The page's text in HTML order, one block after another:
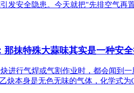
发安全隐患。今天就把"先排空气再
那抹特殊大蒜味其实是一种安
进行气焊或气割作业时，都会闻到
炔本身是无色无味的气体，化学式为